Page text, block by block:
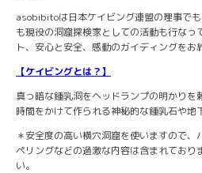
asobibitoは日本ケイビング連盟の理事で
も現役の洞窟探検家としての活動も行なっ
ト、安心と安全、感動のガイディングをお
【ケイビングとは？】
真っ暗な鍾乳洞をヘッドランプの明かりを
時間をかけて作られる神秘的な鍾乳石や地
＊安全度の高い横穴洞窟を使いますので
ペリングなどの過激な内容は含まれており
い。